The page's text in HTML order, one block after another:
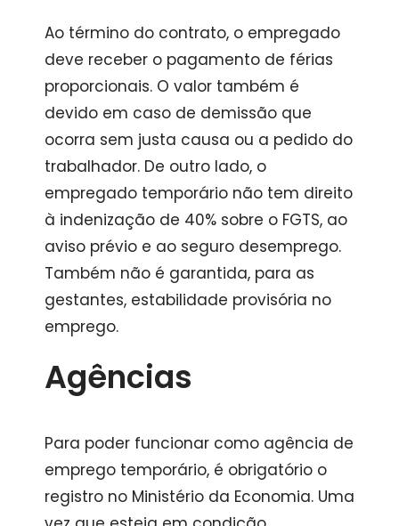
Ao término do contrato, o empregado
deve receber o pagamento de férias
proporcionais. O valor também é
devido em caso de demissão que
ocorra sem justa causa ou a pedido do
trabalhador. De outro lado, o
empregado temporário não tem direito
à indenização de 40% sobre o FGTS, ao
aviso prévio e ao seguro desemprego.
Também não é garantida, para as
gestantes, estabilidade provisória no
emprego.
Agências
Para poder funcionar como agência de
emprego temporário, é obrigatório o
registro no Ministério da Economia. Uma